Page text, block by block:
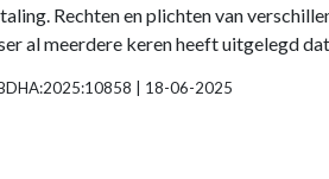
Rechten en plichten van
al meerdere keren heeft uitgelegd
| 18-06-2025